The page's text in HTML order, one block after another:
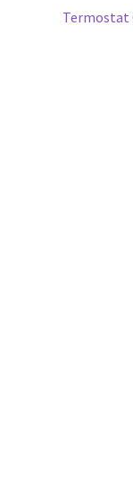
Następny
Termostat